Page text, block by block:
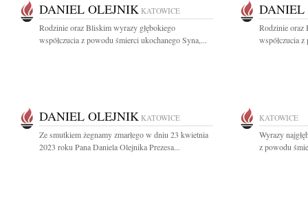
DANIEL OLEJNIK KATOWICE
Rodzinie oraz Bliskim wyrazy głębokiego
współczucia z powodu śmierci ukochanego Syna,...
DANIEL
Rodzinie oraz
współczucia
DANIEL OLEJNIK KATOWICE
Ze smutkiem żegnamy zmarłego w dniu 23 kwietnia
2023 roku Pana Daniela Olejnika Prezesa...
KATOWICE
Wyrazy
z powodu